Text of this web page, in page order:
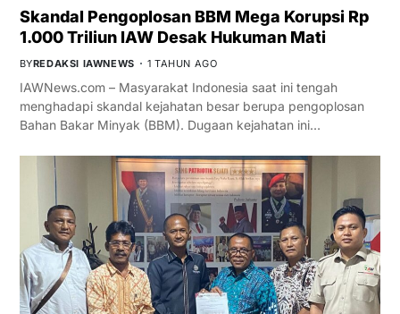
Skandal Pengoplosan BBM Mega Korupsi Rp
1.000 Triliun IAW Desak Hukuman Mati
BYREDAKSI IAWNEWS 1 TAHUN AGO
IAWNews.com – Masyarakat Indonesia saat ini tengah
menghadapi skandal kejahatan besar berupa pengoplosan
Bahan Bakar Minyak (BBM). Dugaan kejahatan ini…